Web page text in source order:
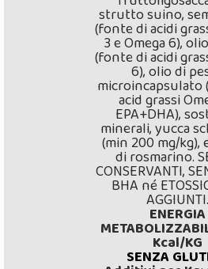
strutto suino,
(fonte di acidi
3 e Omega 6),
(fonte di acidi
6), olio di
acid grassi
EPA+DHA),
minerali, yucca
(min 200 mg/
di rosmarino.
CONSERVANTI,
BHA né
AGGIUNTI.
ENERGIA
Kcal/KG
SENZA